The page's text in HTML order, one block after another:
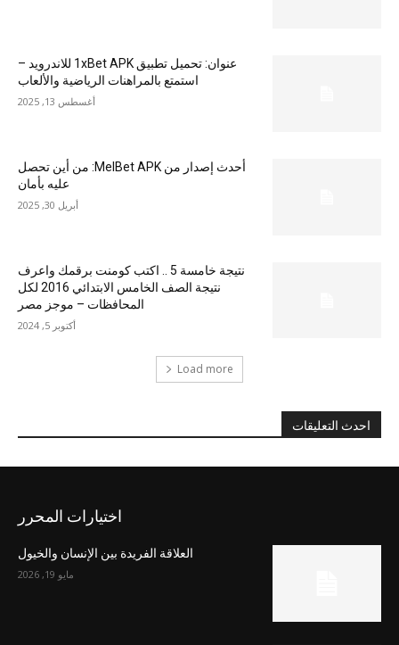
عنوان: تحميل تطبيق 1xBet APK للاندرويد –
استمتع بالمراهنات الرياضية والألعاب
أغسطس 13, 2025
أحدث إصدار من MelBet APK: من أين تحصل
عليه بأمان
أبريل 30, 2025
نتيجة خامسة 5 .. اكتب كومنت برقمك واعرف
نتيجة الصف الخامس الابتدائي 2016 لكل
المحافظات – موجز مصر
أكتوبر 5, 2024
Load more
احدث التعليقات
اختيارات المحرر
العلاقة الفريدة بين الإنسان والخيول
مايو 19, 2026